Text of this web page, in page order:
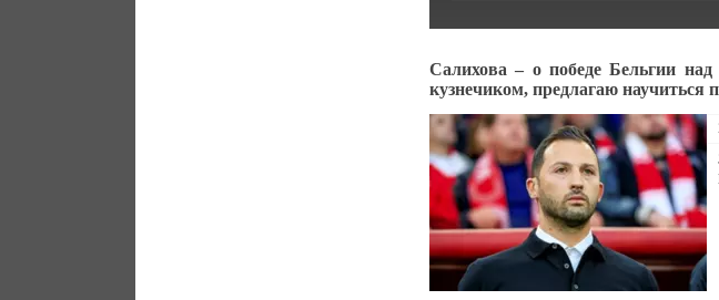
Салихова – о победе Бельгии
кузнечиком, предлагаю научиться